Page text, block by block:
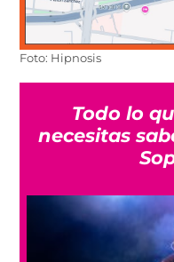
Foto: Hipnosis
Todo lo
necesitas